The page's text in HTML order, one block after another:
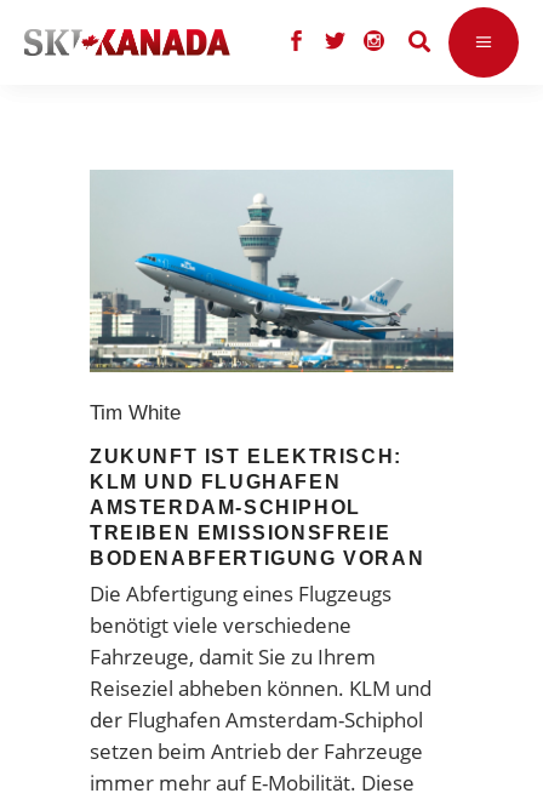
Tim White
ZUKUNFT IST ELEKTRISCH:
KLM UND FLUGHAFEN
AMSTERDAM-SCHIPHOL
TREIBEN EMISSIONSFREIE
BODENABFERTIGUNG VORAN
Die Abfertigung eines Flugzeugs
benötigt viele verschiedene
Fahrzeuge, damit Sie zu Ihrem
Reiseziel abheben können. KLM und
der Flughafen Amsterdam-Schiphol
setzen beim Antrieb der Fahrzeuge
immer mehr auf E-Mobilität. Diese